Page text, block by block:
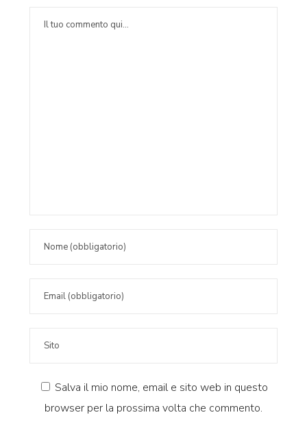
Salva il mio nome, email e sito web in questo
browser per la prossima volta che commento.